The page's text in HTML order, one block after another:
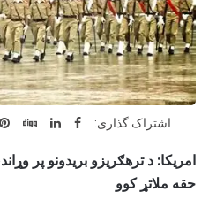
اشتراک گذاری:
امریکا: د ترهګریزو بریدونو پر
حقه ملاتړ کوو